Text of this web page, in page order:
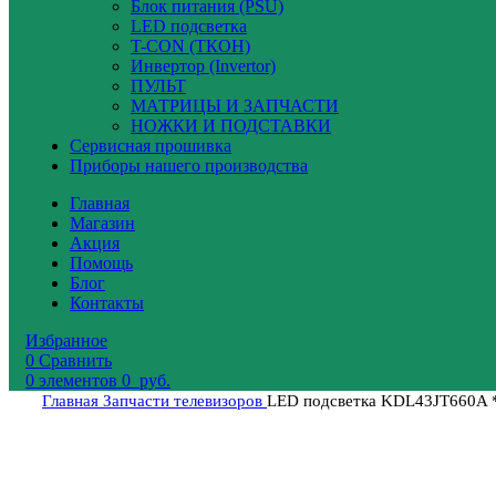
Блок питания (PSU)
LED подсветка
T-CON (ТКОН)
Инвертор (Invertor)
ПУЛЬТ
МАТРИЦЫ И ЗАПЧАСТИ
НОЖКИ И ПОДСТАВКИ
Сервисная прошивка
Приборы нашего производства
Главная
Магазин
Акция
Помощь
Блог
Контакты
Избранное
0 Сравнить
0 элементов 0 руб.
Главная Запчасти телевизоров LED подсветка